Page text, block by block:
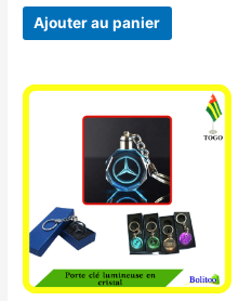
Ajouter au panier